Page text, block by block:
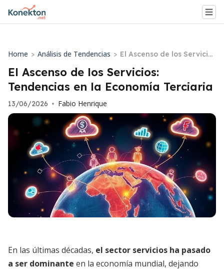
Home > Análisis de Tendencias > El Ascenso de los Servicio
s: Tendencias en la Econo
mía Terciaria
El Ascenso de los Servicios:
Tendencias en la Economía Terciaria
13/06/2026 • Fabio Henrique
En las últimas décadas, el sector servicios ha pasado
a ser dominante en la economía mundial, dejando